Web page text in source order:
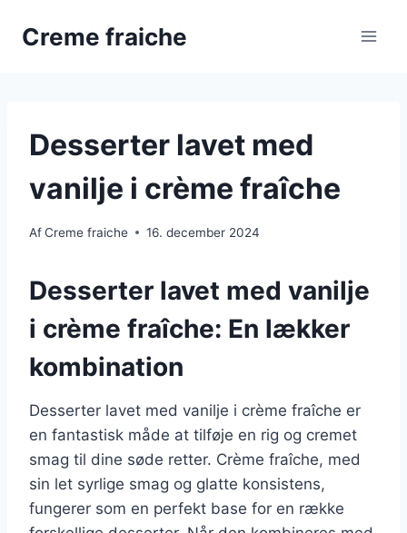
Creme fraiche
Desserter lavet med
vanilje i crème fraîche
AfCreme fraiche 16. december 2024
Desserter lavet med vanilje
i crème fraîche: En lækker
kombination
Desserter lavet med vanilje i crème fraîche er
en fantastisk måde at tilføje en rig og cremet
smag til dine søde retter. Crème fraîche, med
sin let syrlige smag og glatte konsistens,
fungerer som en perfekt base for en række